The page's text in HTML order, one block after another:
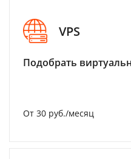
VPS
Подобрать
От 30 руб./месяц